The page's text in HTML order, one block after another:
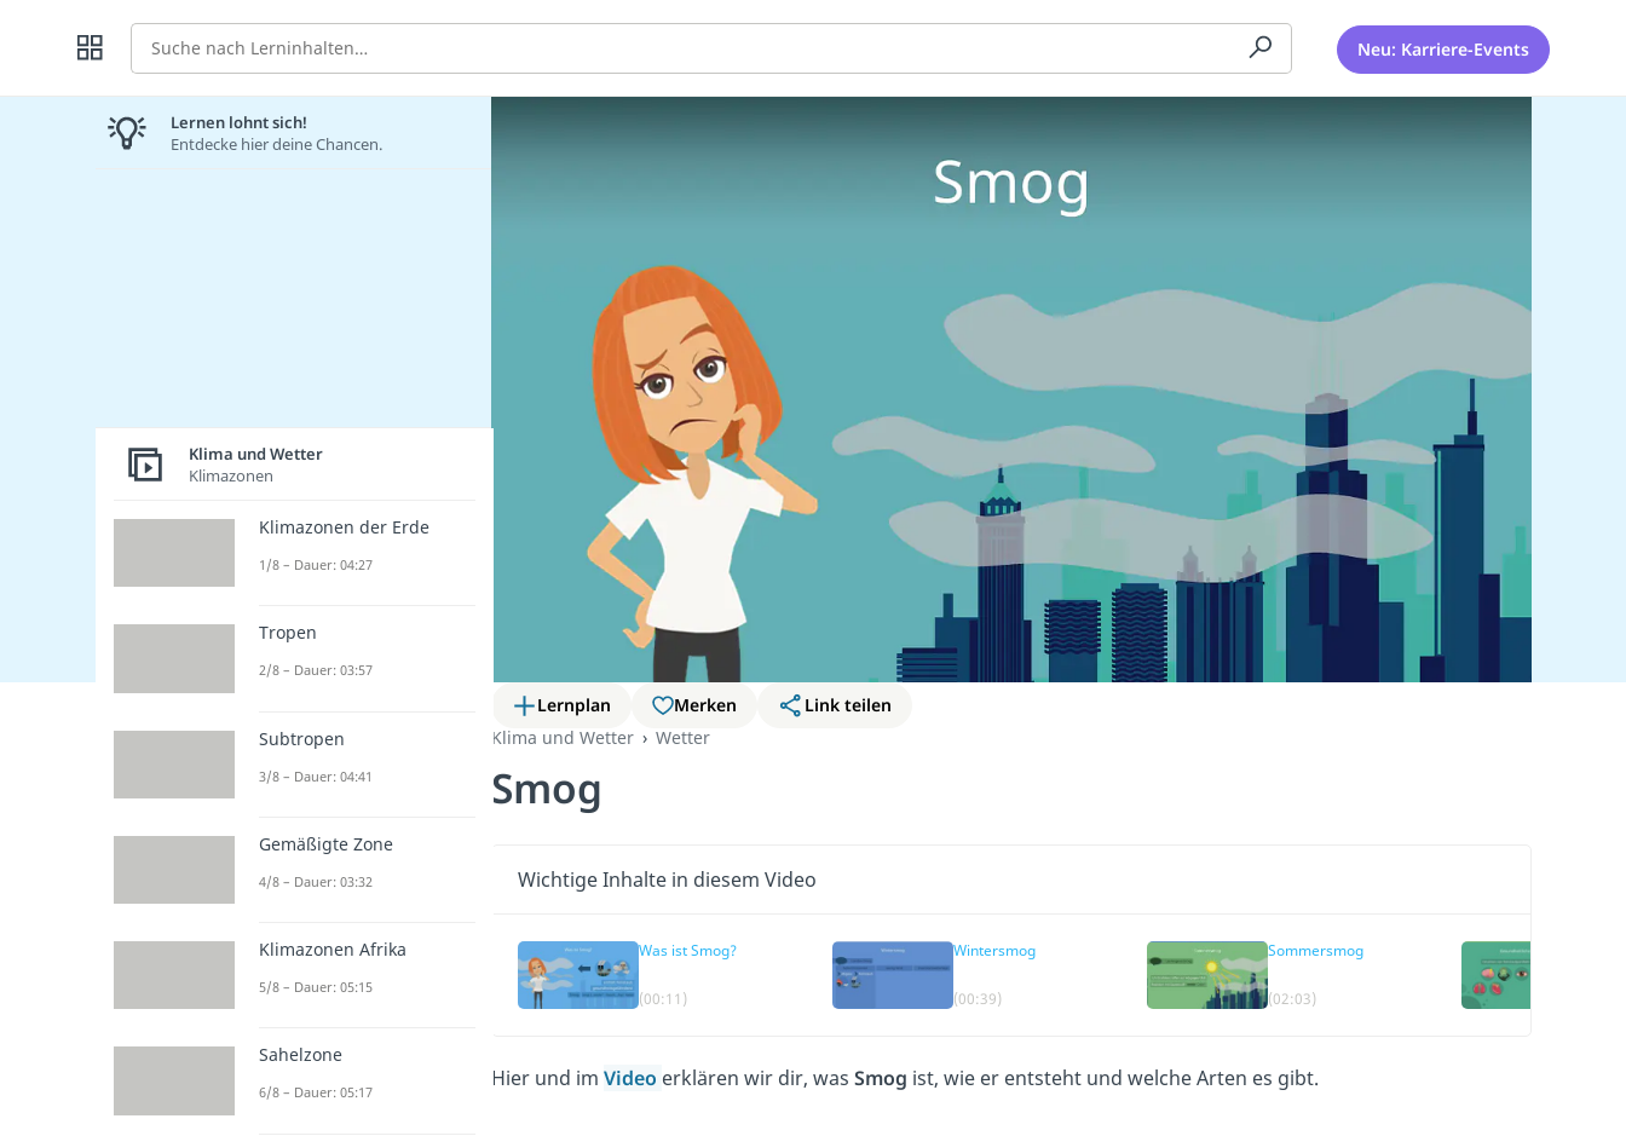
Suche Neu: Karriere-Events
Lernplan Merken
Link teilen
Klima und Wetter
Wetter
Smog
Wichtige Inhalte in diesem Video
Was ist Smog?
(00:11)
Wintersmog
(00:39)
Sommersmog
(02:03)
Hier und im Video erklären wir dir, was Smog ist, wie er entsteht und welche Arten es gibt.
Lernen lohnt sich!
Entdecke hier deine Chancen.
Klima und Wetter
Klimazonen
Klimazonen der Erde
1/8 – Dauer: 04:27
Tropen
2/8 – Dauer: 03:57
Subtropen
3/8 – Dauer: 04:41
Gemäßigte Zone
4/8 – Dauer: 03:32
Klimazonen Afrika
5/8 – Dauer: 05:15
Sahelzone
6/8 – Dauer: 05:17